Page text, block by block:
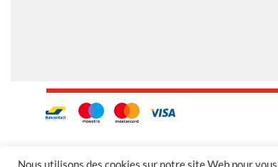
Nous utilisons des cookies sur notre site Web pour